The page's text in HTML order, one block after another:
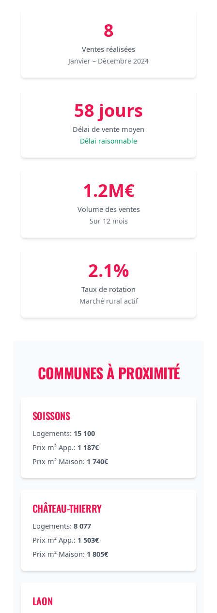
8
Ventes réalisées
Janvier – Décembre 2024
58 jours
Délai de vente moyen
Délai raisonnable
1.2M€
Volume des ventes
Sur 12 mois
2.1%
Taux de rotation
Marché rural actif
COMMUNES À PROXIMITÉ
SOISSONS
Logements: 15 100
Prix m² App.: 1 187€
Prix m² Maison: 1 740€
CHÂTEAU-THIERRY
Logements: 8 077
Prix m² App.: 1 503€
Prix m² Maison: 1 805€
LAON